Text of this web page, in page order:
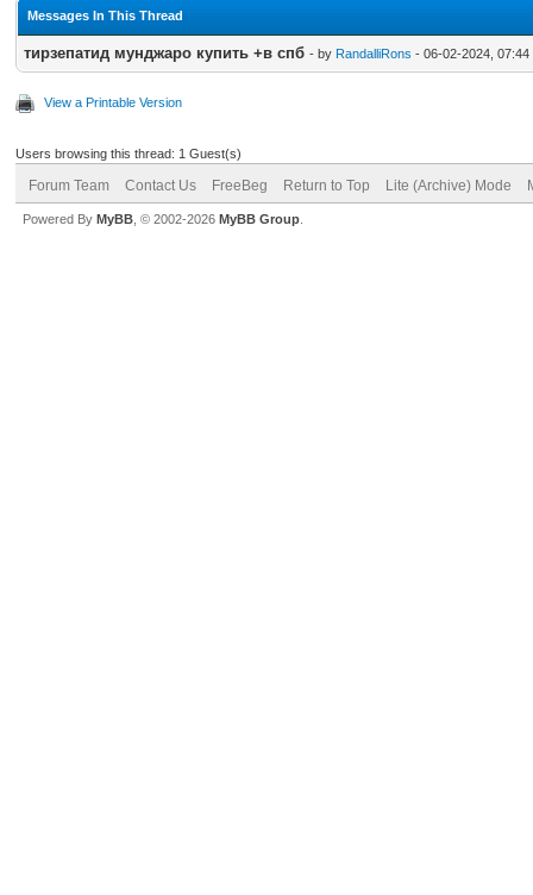
Messages In This Thread
тирзепатид мунджаро купить +в спб - by RandalliRons - 06-02-2024, 07:44
View a Printable Version
Users browsing this thread: 1 Guest(s)
Forum Team Contact Us FreeBeg Return to Top Lite (Archive) Mode
Powered By MyBB , © 2002-2026 MyBB Group